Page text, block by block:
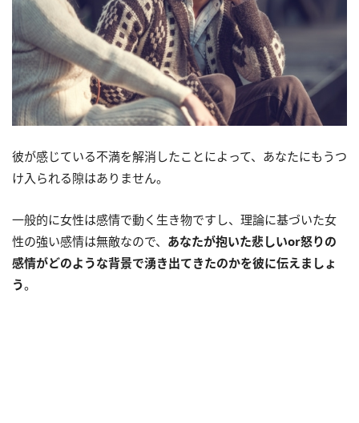
彼が感じている不満を解消したことによって、あなたにもうつ
け入られる隙はありません。
一般的に女性は感情で動く生き物ですし、理論に基づいた女
性の強い感情は無敵なので、 あなたが抱いた悲しいor怒りの
感情がどのような背景で湧き出てきたのかを彼に伝えましょ
う。